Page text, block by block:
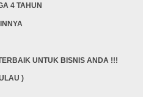
4 TAHUN
UNTUK BISNIS ANDA !!!
)